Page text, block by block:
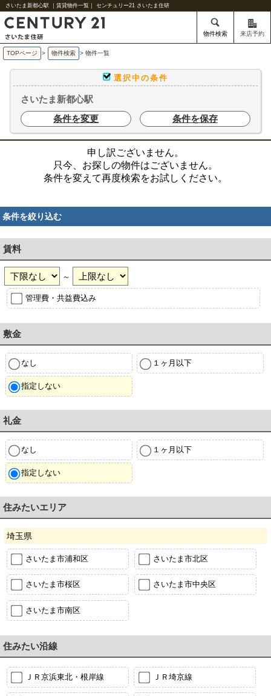
さいたま新都心駅 ｜賃貸物件一覧｜ センチュリー21 さいたま住研
物件検索 来店予約
TOPページ > 物件検索 > 物件一覧
選択中の条件
さいたま新都心駅
条件を変更
条件を保存
申し訳ございません。
只今、お探しの物件はございません。
条件を変えて再度検索をお試しください。
条件を絞り込む
賃料
～
管理費・共益費込み
敷金
なし １ヶ月以下
指定しない
礼金
なし １ヶ月以下
指定しない
住みたいエリア
埼玉県
さいたま市浦和区 さいたま市北区
さいたま市桜区 さいたま市中央区
さいたま市南区
住みたい沿線
ＪＲ京浜東北・根岸線 ＪＲ埼京線